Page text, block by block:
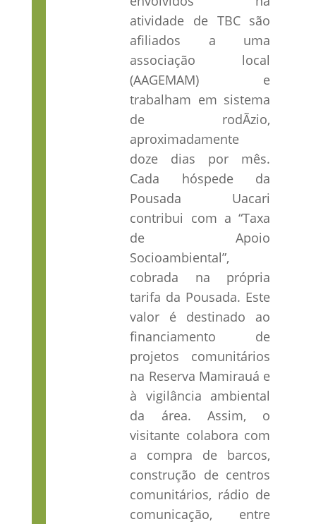
atividade de TBC são
afiliados a uma
associação local
(AAGEMAM) e
trabalham em sistema
de rodÃ­zio,
aproximadamente
doze dias por mês.
Cada hóspede da
Pousada Uacari
contribui com a “Taxa
de Apoio
Socioambiental”,
cobrada na própria
tarifa da Pousada. Este
valor é destinado ao
financiamento de
projetos comunitários
na Reserva Mamirauá e
à vigilância ambiental
da área. Assim, o
visitante colabora com
a compra de barcos,
construção de centros
comunitários, rádio de
comunicação, entre